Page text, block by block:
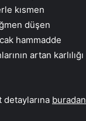
kısmen
düşen
hammadde
artan karlılığı
buradan